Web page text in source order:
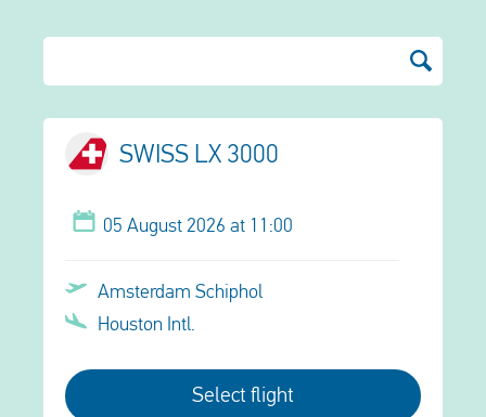
SWISS LX 3000
05 August 2026 at 11:00
Amsterdam Schiphol
Houston Intl.
Select flight